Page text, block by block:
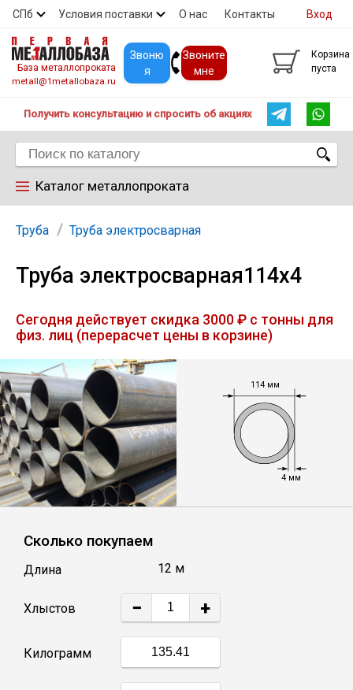
СПб Условия поставки О нас Контакты
Скидки Прайс Покупателям
Вход
База металлопроката
metall@1metallobaza.ru
Звоню
я
Звоните
мне
Корзина
пуста
Получить консультацию и спросить об акциях
Каталог металлопроката
Арматура
Труба профильная
Труба
Лист
Уголок
Балка
Швеллер
Катанка
Труба Труба электросварная
Труба электросварная114х4
Сегодня действует скидка 3000 ₽ с тонны для
физ. лиц (перерасчет цены в корзине)
114 мм
4 мм
Сколько покупаем
Длина 12 м
Хлыстов − +
Килограмм